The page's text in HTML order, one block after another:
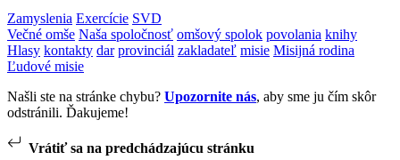
Zamyslenia Exercície SVD
Večné omše Naša spoločnosť omšový spolok povolania knihy
Hlasy kontakty dar provinciál zakladateľ misie Misijná rodina
Ľudové misie
Našli ste na stránke chybu? Upozornite nás, aby sme ju čím skôr
odstránili. Ďakujeme!
Vrátiť sa na predchádzajúcu stránku